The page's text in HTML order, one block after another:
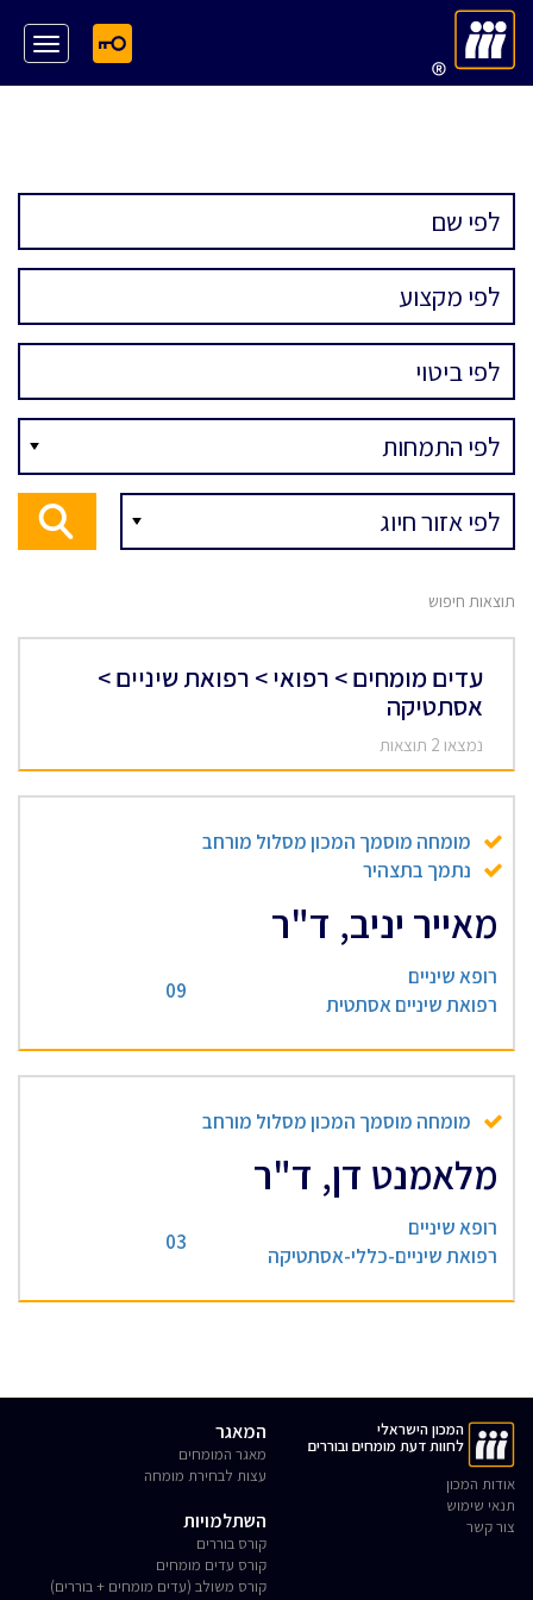
תוצאות חיפוש
עדים מומחים > רפואי > רפואת שיניים >
אסתטיקה
נמצאו 2 תוצאות
מומחה מוסמך המכון מסלול מורחב
נתמך בתצהיר
מאייר יניב, ד"ר
רופא שיניים
רפואת שיניים אסתטית
09
מומחה מוסמך המכון מסלול מורחב
מלאמנט דן, ד"ר
רופא שיניים
רפואת שיניים-כללי-אסתטיקה
03
המכון הישראלי
לחוות דעת מומחים ובוררים
אודות המכון
תנאי שימוש
צור קשר
המאגר
מאגר המומחים
עצות לבחירת מומחה
השתלמויות
קורס בוררים
קורס עדים מומחים
קורס משולב (עדים מומחים + בוררים)